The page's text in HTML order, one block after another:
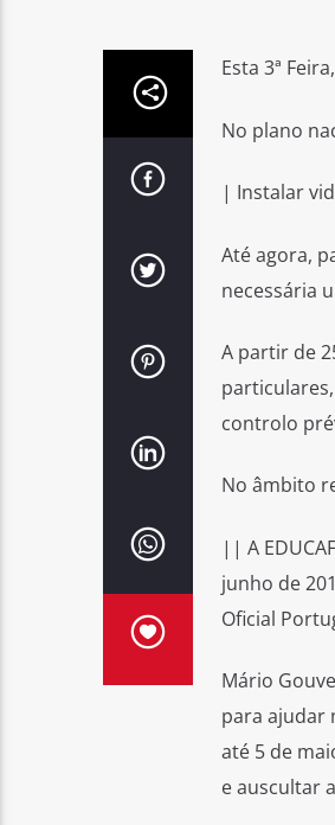
Esta 3ª
No plano
| Instalar
Até agora,
necessária
A partir de
controlo
No âmbito
|| A
junho de
Oficial
Mário
para ajudar
até 5 de
e auscultar